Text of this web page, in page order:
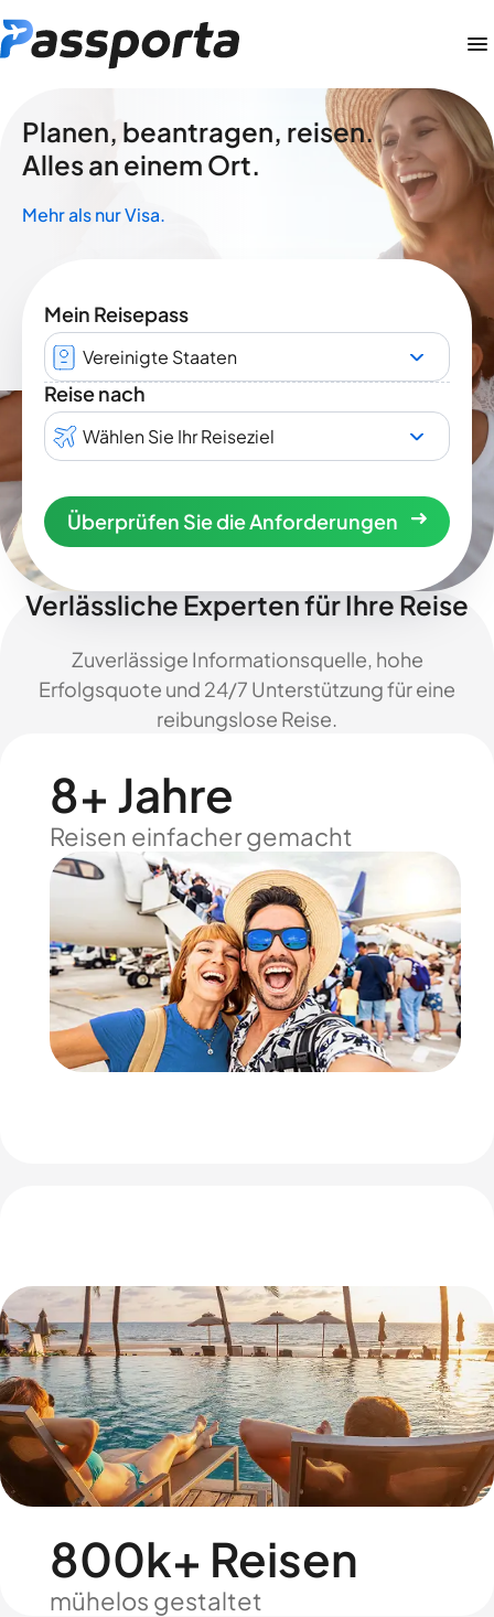
Planen, beantragen, reisen.
Alles an einem Ort.
Mehr als nur Visa.
Mein Reisepass
Vereinigte Staaten
Reise nach
Wählen Sie Ihr Reiseziel
Überprüfen Sie die Anforderungen
Verlässliche Experten für Ihre Reise
Zuverlässige Informationsquelle, hohe
Erfolgsquote und 24/7 Unterstützung für eine
reibungslose Reise.
8+ Jahre
Reisen einfacher gemacht
800k+ Reisen
mühelos gestaltet